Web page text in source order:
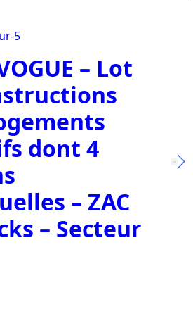
– Lot
dont 4
– ZAC
– Secteur